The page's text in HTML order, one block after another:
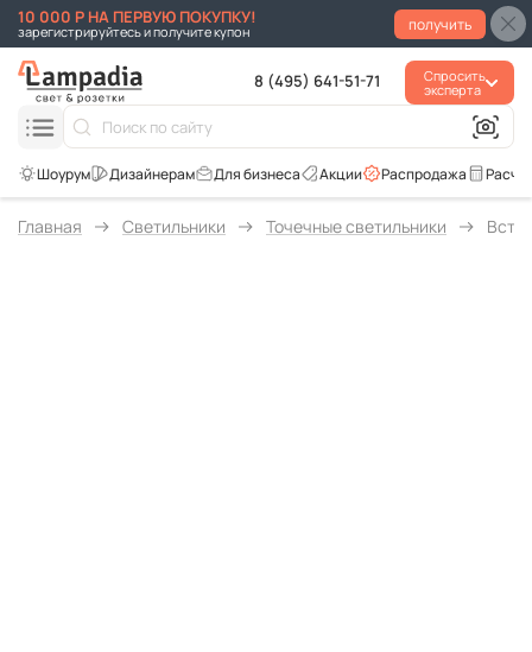
10 000 Р НА ПЕРВУЮ ПОКУПКУ!
зарегистрируйтесь и получите купон получить
8 (495) 641-51-71
Спросить
эксперта
Распродажа
Акции
Для бизнеса
Главная Светильники Точечные светильники